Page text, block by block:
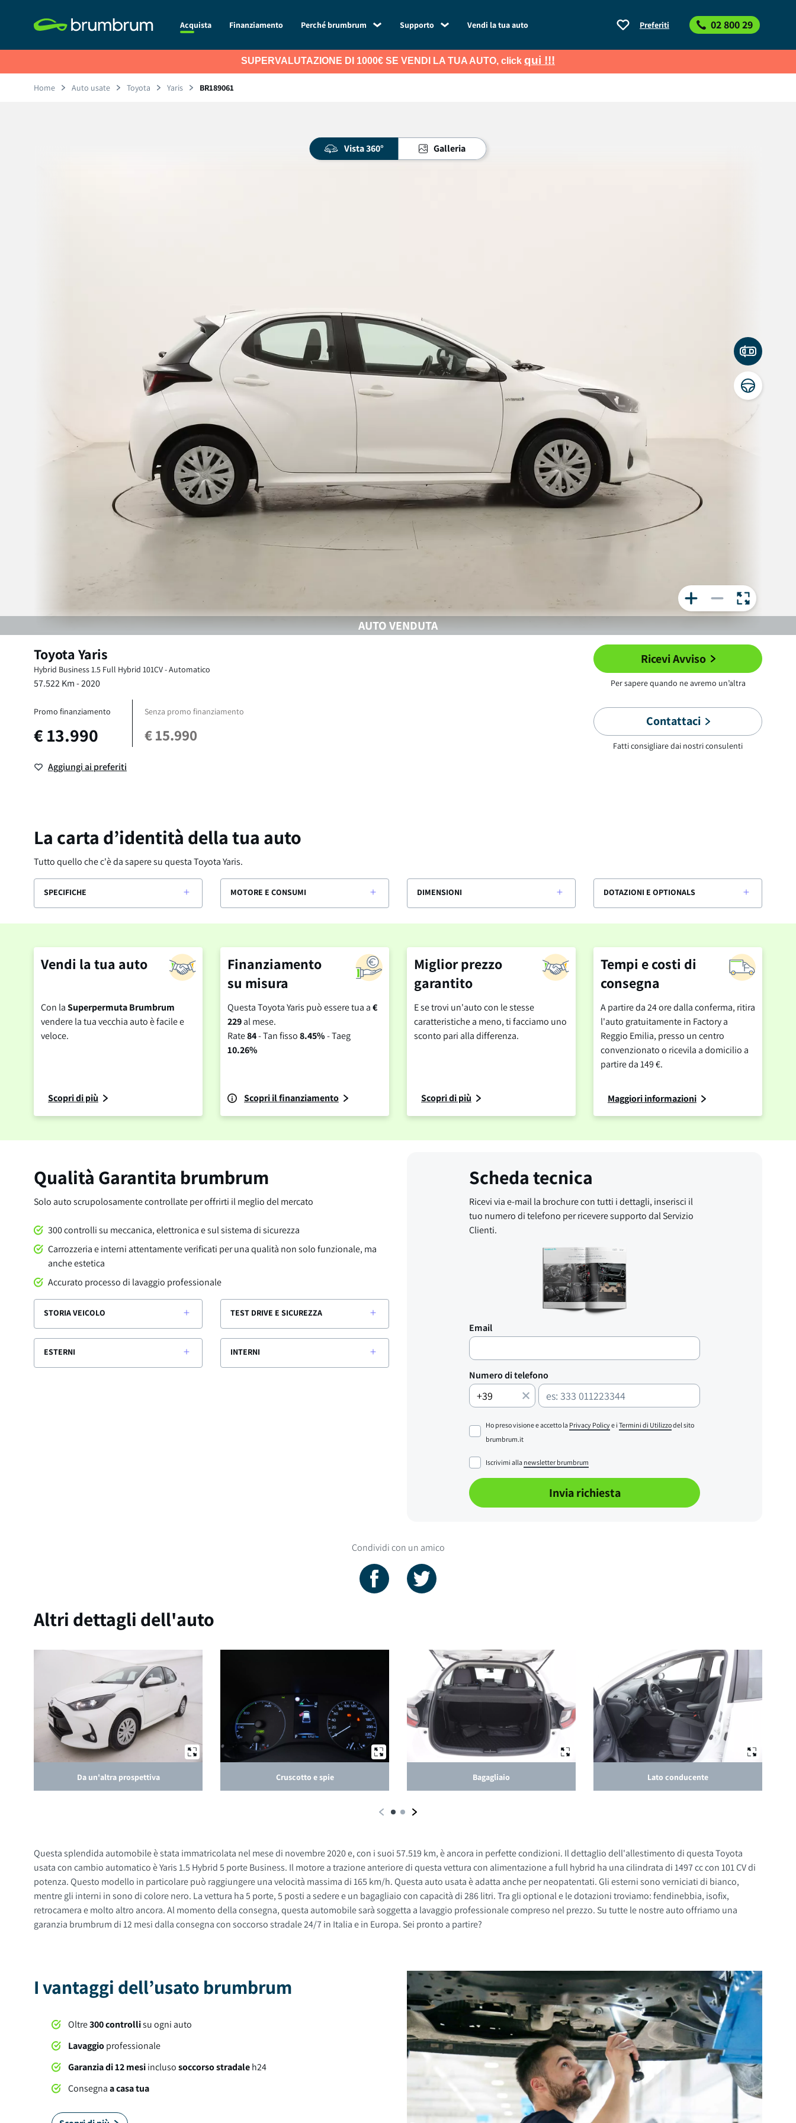
Acquista Finanziamento Perché brumbrum Supporto Vendi la tua auto Preferiti 02 800 29
SUPERVALUTAZIONE DI 1000€ SE VENDI LA TUA AUTO, click qui !!!
Home Auto usate Toyota Yaris BR189061
Vista 360° Galleria
AUTO VENDUTA
Toyota Yaris
Hybrid Business1.5 Full Hybrid 101CV-Automatico
57.522Km -2020
Promo finanziamento
€13.990
Senza promo finanziamento
€15.990
Aggiungi ai preferiti
Ricevi Avviso
Per sapere quando ne avremo un’altra
Contattaci
Fatti consigliare dai nostri consulenti
La carta d’identità della tua auto
Tutto quello che c'è da sapere su questaToyota Yaris.
SPECIFICHE MOTORE E CONSUMI DIMENSIONI DOTAZIONI E OPTIONALS
Vendi la tua auto
Con laSuperpermuta Brumbrum
vendere la tua vecchia auto è facile e
veloce.
Scopri di più
Finanziamento
su misura
Questa Toyota Yaris può essere tua a€
229al mese.
Rate84- Tan fisso8.45%- Taeg
10.26%
Scopri il finanziamento
Miglior prezzo
garantito
E se trovi un'auto con le stesse
caratteristiche a meno, ti facciamo uno
sconto pari alla differenza.
Scopri di più
Tempi e costi di
consegna
A partire da 24 ore dalla conferma, ritira
l'auto gratuitamente in Factory a
Reggio Emilia, presso un centro
convenzionato o ricevila a domicilio a
partire da 149 €.
Maggiori informazioni
Qualità Garantita brumbrum
Solo auto scrupolosamente controllate per offrirti il meglio del mercato
300 controlli su meccanica, elettronica e sul sistema di sicurezza
Carrozzeria e interni attentamente verificati per una qualità non solo funzionale, ma
anche estetica
Accurato processo di lavaggio professionale
STORIA VEICOLO TEST DRIVE E SICUREZZA
ESTERNI INTERNI
Scheda tecnica
Ricevi via e-mail la brochure con tutti i dettagli, inserisci il
tuo numero di telefono per ricevere supporto dal Servizio
Clienti.
Email
Numero di telefono
Ho preso visione e accetto la Privacy Policye i Termini di Utilizzodel sito
brumbrum.it
Iscrivimi alla newsletter brumbrum
Invia richiesta
Condividi con un amico
Altri dettagli dell'auto
Da un'altra prospettiva Cruscotto e spie Bagagliaio Lato conducente
Questa splendida automobile è stata immatricolata nel mese di novembre 2020 e, con i suoi 57.519 km, è ancora in perfette condizioni. Il dettaglio dell'allestimento di questa Toyota
usata con cambio automatico è Yaris 1.5 Hybrid 5 porte Business. Il motore a trazione anteriore di questa vettura con alimentazione a full hybrid ha una cilindrata di 1497 cc con 101 CV di
potenza. Questo modello in particolare può raggiungere una velocità massima di 165 km/h. Questa auto usata è adatta anche per neopatentati. Gli esterni sono verniciati di bianco,
mentre gli interni in sono di colore nero. La vettura ha 5 porte, 5 posti a sedere e un bagagliaio con capacità di 286 litri. Tra gli optional e le dotazioni troviamo: fendinebbia, isofix,
retrocamera e molto altro ancora. Al momento della consegna, questa automobile sarà soggetta a lavaggio professionale compreso nel prezzo. Su tutte le nostre auto offriamo una
garanzia brumbrum di 12 mesi dalla consegna con soccorso stradale 24/7 in Italia e in Europa. Sei pronto a partire?
I vantaggi dell’usato brumbrum
Oltre300 controllisu ogni auto
Lavaggioprofessionale
Garanzia di 12 mesiinclusosoccorso stradaleh24
Consegnaa casa tua